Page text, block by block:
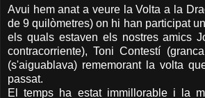
Avui hem anat a veure la Volta a la
de 9 quilòmetres) on hi han participat
els quals estaven els nostres amics
contracorriente), Toni Contestí
(s'aiguablava) rememorant la volta
passat.
El temps ha estat immillorable i la